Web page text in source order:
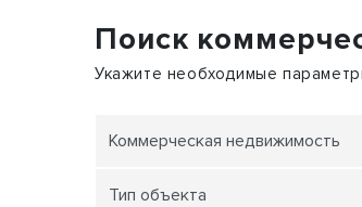
Офис
Торговое помещение
Склад
Поиск
Укажите необходимые
Коммерческая недвижимость
Тип объекта